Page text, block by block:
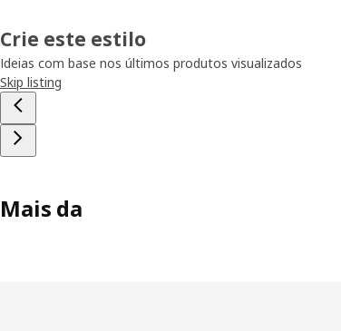
Crie este estilo
Ideias com base nos últimos produtos visualizados
Skip listing
Mais da